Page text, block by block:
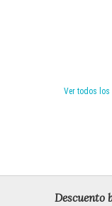
Ver todos los
Descuento